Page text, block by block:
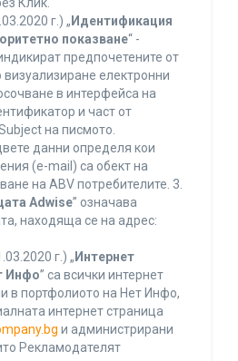
Клик.
г.) „ Идентификация
показване“ -
предпочетените от
визуализиране електронни
в интерфейса на
и част от
на писмото.
данни определя кои
(e-mail) са обект на
на ABV потребителите. 3.
Adwise” означава
находяща се на адрес:
г.) „ Интернет
Инфо” са всички интернет
в портфолиото на Нет Инфо,
интернет страница
и администрирани
Рекламодателят